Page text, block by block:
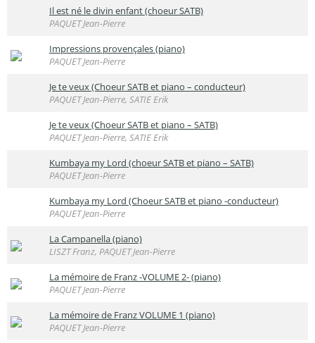
Il est né le divin enfant (choeur SATB)
PAQUET Jean-Pierre
Impressions provençales (piano)
PAQUET Jean-Pierre
Je te veux (Choeur SATB et piano – conducteur)
PAQUET Jean-Pierre, SATIE Erik
Je te veux (Choeur SATB et piano – SATB)
PAQUET Jean-Pierre, SATIE Erik
Kumbaya my Lord (choeur SATB et piano – SATB)
PAQUET Jean-Pierre
Kumbaya my Lord (Choeur SATB et piano -conducteur)
PAQUET Jean-Pierre
La Campanella (piano)
LISZT Franz, PAQUET Jean-Pierre
La mémoire de Franz -VOLUME 2- (piano)
PAQUET Jean-Pierre
La mémoire de Franz VOLUME 1 (piano)
PAQUET Jean-Pierre